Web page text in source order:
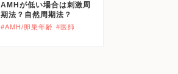
AMHが低い場合は刺激周
期法？自然周期法？
#AMH/卵巣年齢 #医師